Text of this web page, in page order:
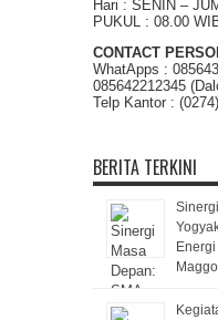
Hari : SENIN –
PUKUL : 08.00
CONTACT
WhatApps :
085642212345
Telp Kantor :
BERITA TERKINI